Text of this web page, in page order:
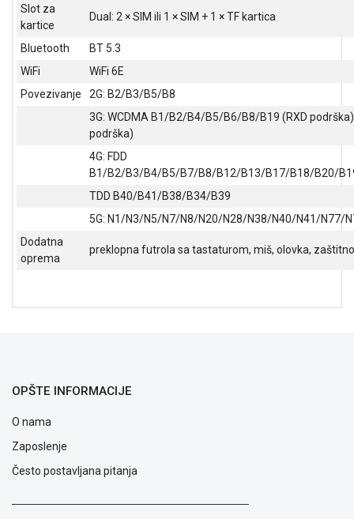
Slot za
kartice
Dual: 2 × SIM ili 1 × SIM + 1 × TF kartica
Bluetooth
BT 5.3
WiFi
WiFi 6E
Povezivanje
2G: B2/B3/B5/B8
3G: WCDMA B1/B2/B4/B5/B6/B8/B19 (RXD
podrška)
4G: FDD
B1/B2/B3/B4/B5/B7/B8/B12/B13/B17/B18/B20/
TDD B40/B41/B38/B34/B39
5G: N1/N3/N5/N7/N8/N20/N28/N38/N40/N41/N77/
Dodatna
oprema
preklopna futrola sa tastaturom, miš, olovka,
OPŠTE INFORMACIJE
O nama
Zaposlenje
Često postavljana pitanja